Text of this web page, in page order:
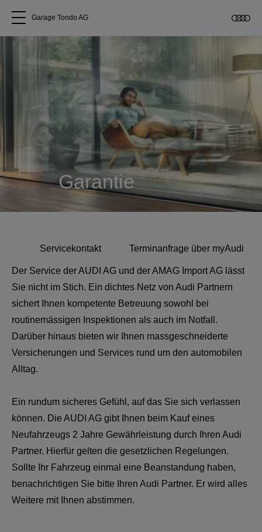
Alle Modelle
Über uns
Audi kaufen
Service & Reparatur
Audi Original Zubehör
Garage Tondo AG
Garantie
Servicekontakt Terminanfrage über myAudi
Der Service der AUDI AG und der AMAG Import AG lässt
Sie nicht im Stich. Ein dichtes Netz von Audi Partnern
sichert Ihnen kompetente Betreuung sowohl bei
routinemässigen Inspektionen als auch im Notfall.
Darüber hinaus bieten wir Ihnen massgeschneiderte
Versicherungen und Services rund um den automobilen
Alltag.
Ein rundum sicheres Gefühl, auf das Sie sich verlassen
können. Die AUDI AG gibt Ihnen beim Kauf eines
Neufahrzeugs 2 Jahre Gewährleistung durch Ihren Audi
Partner. Hierfür gelten die gesetzlichen Regelungen.
Sollte Ihr Fahrzeug einmal eine Beanstandung haben,
benachrichtigen Sie bitte Ihren Audi Partner. Er wird alles
Weitere mit Ihnen abstimmen.